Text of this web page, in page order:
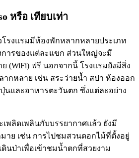
หรือ เทียบเท่า
โรงแรมมีห้องพักหลากหลายประเภท
ารของแต่ละแขก ส่วนใหญ่จะมี
(WiFi) ฟรี นอกจากนี้ โรงแรมยังมีสิ่ง
กหลาย เช่น สระว่ายน้ำ สปา ห้องออก
นและอาหารตะวันตก ซึ่งแต่ละอย่าง
พลิดเพลินกับบรรยากาศแล้ว ยังมี
าย เช่น การไปชมสวนดอกไม้ที่ตั้งอยู่
ดินป่าเพื่อเข้าชมน้ำตกที่สวยงาม